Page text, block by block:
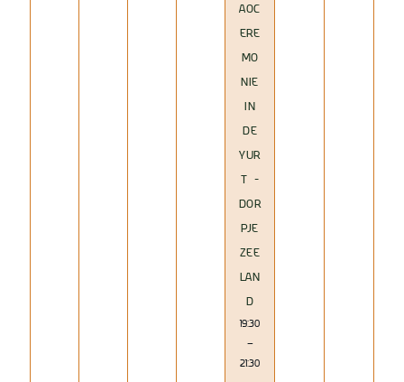
AOC
ERE
MO
NIE
IN
DE
YUR
T -
DOR
PJE
ZEE
LAN
D
19:30
–
21:30